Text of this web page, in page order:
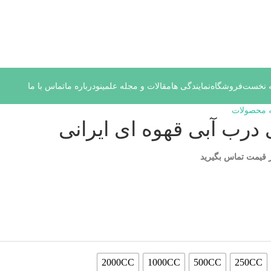
نخستفروشگاهنمایندگی هامقالات و مجله علمینودرباره ماتماس با ما
محصولات
آبی قهوه ای ایرانی
قیمت تماس بگیرید
250CC
500CC
1000CC
2000CC